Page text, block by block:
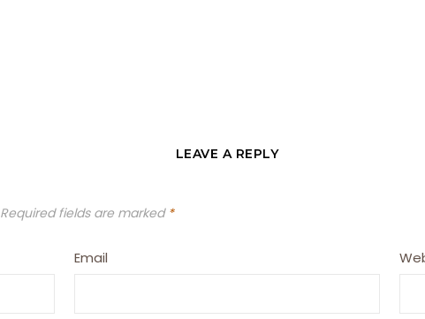
LEAVE A REPLY
Required fields are marked *
Email